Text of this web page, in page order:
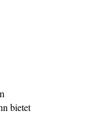
bietet